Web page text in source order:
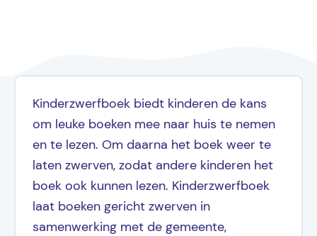
Kinderzwerfboek biedt kinderen de kans
om leuke boeken mee naar huis te nemen
en te lezen. Om daarna het boek weer te
laten zwerven, zodat andere kinderen het
boek ook kunnen lezen. Kinderzwerfboek
laat boeken gericht zwerven in
samenwerking met de gemeente,